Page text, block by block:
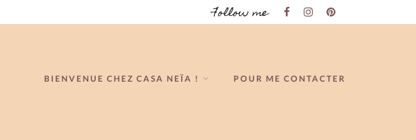
Follow me
BIENVENUE CHEZ CASA NEÏA ! POUR ME CONTACTER